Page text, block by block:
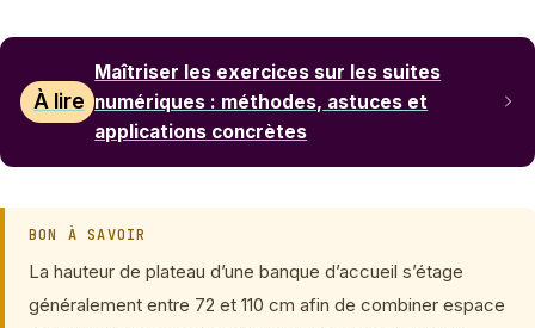
À lire
Maîtriser les exercices sur les suites
numériques : méthodes, astuces et
applications concrètes
BON À SAVOIR
La hauteur de plateau d’une banque d’accueil s’étage
généralement entre 72 et 110 cm afin de combiner espace